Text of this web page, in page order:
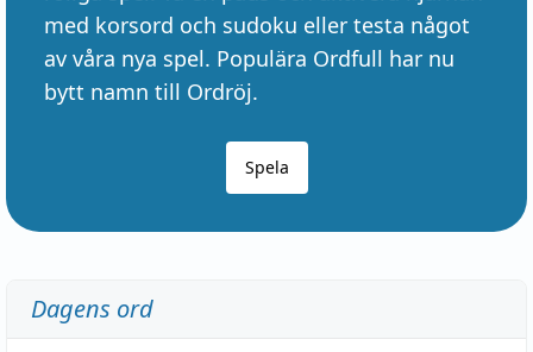
med korsord och sudoku eller testa något
av våra nya spel. Populära Ordfull har nu
bytt namn till Ordröj.
Spela
Dagens ord